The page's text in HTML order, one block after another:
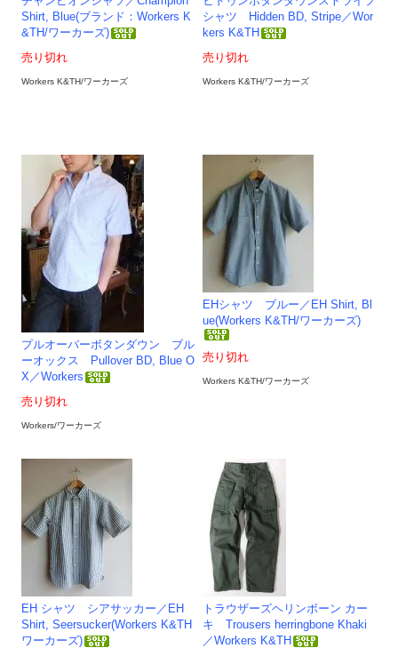
Shirt, Blue(ブランド：Workers K
&TH/ワーカーズ)
売り切れ
Workers K&TH/ワーカーズ
シャツ Hidden BD, Stripe／Wor
kers K&TH
売り切れ
Workers K&TH/ワーカーズ
プルオーバーボタンダウン ブル
ーオックス Pullover BD, Blue O
X／Workers
売り切れ
Workers/ワーカーズ
EHシャツ ブルー／EH Shirt, Bl
ue(Workers K&TH/ワーカーズ)
売り切れ
Workers K&TH/ワーカーズ
EH シャツ シアサッカー／EH
Shirt, Seersucker(Workers K&TH
ワーカーズ)
トラウザーズヘリンボーン カー
キ Trousers herringbone Khaki
／Workers K&TH